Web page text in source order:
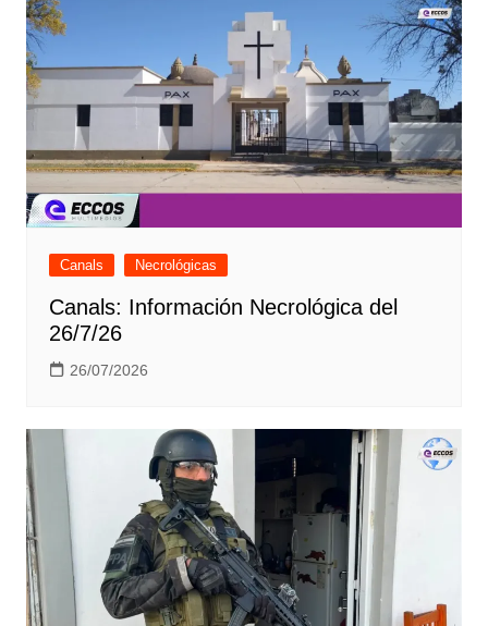
Canals Necrológicas
Canals: Información Necrológica del
26/7/26
26/07/2026